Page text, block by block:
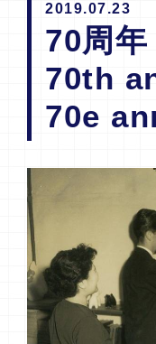
2019.07.23
70周
70th
70e